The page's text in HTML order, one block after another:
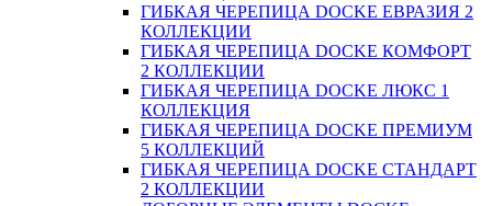
ГИБКАЯ ЧЕРЕПИЦА DOCKE ЕВРАЗИЯ 2
КОЛЛЕКЦИИ
ГИБКАЯ ЧЕРЕПИЦА DOCKE КОМФОРТ
2 КОЛЛЕКЦИИ
ГИБКАЯ ЧЕРЕПИЦА DOCKE ЛЮКС 1
КОЛЛЕКЦИЯ
ГИБКАЯ ЧЕРЕПИЦА DOCKE ПРЕМИУМ
5 КОЛЛЕКЦИЙ
ГИБКАЯ ЧЕРЕПИЦА DOCKE СТАНДАРТ
2 КОЛЛЕКЦИИ